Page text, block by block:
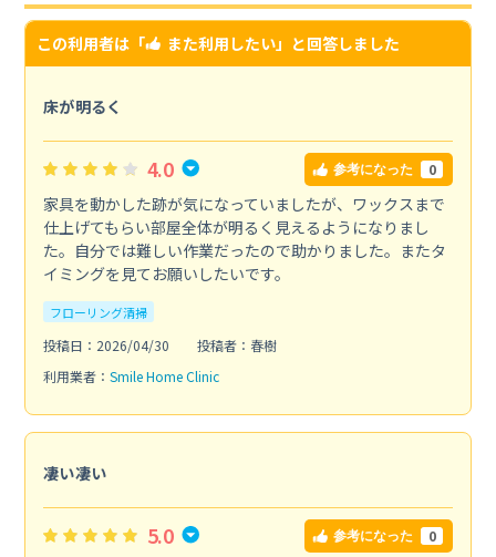
この利用者は「 また利用したい」と回答しました
床が明るく
4.0 参考になった 0
家具を動かした跡が気になっていましたが、ワックスまで
仕上げてもらい部屋全体が明るく見えるようになりまし
た。自分では難しい作業だったので助かりました。またタ
イミングを見てお願いしたいです。
フローリング清掃
投稿日：2026/04/30
投稿者：春樹
利用業者： Smile Home Clinic
凄い凄い
5.0 参考になった 0